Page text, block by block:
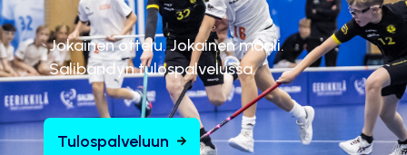
Jokainen ottelu. Jokainen maali.
Salibandyn tulospalvelussa.
Tulospalveluun